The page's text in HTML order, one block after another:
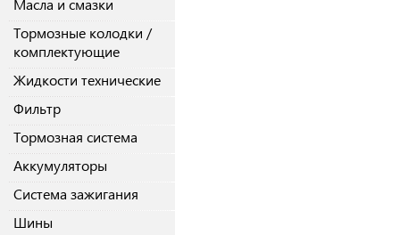
Масла и смазки
Тормозные колодки /
комплектующие
Жидкости технические
Фильтр
Тормозная система
Аккумуляторы
Система зажигания
Шины